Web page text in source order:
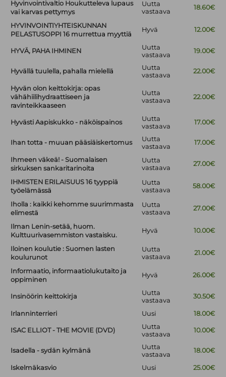
Hyvinvointivaltio Houkutteleva lupaus
vai karvas pettymys
Uutta
vastaava
18.60€
HYVINVOINTIYHTEISKUNNAN
PELASTUSOPPI 16 murrettua myyttiä
Hyvä 12.00€
HYVÄ, PAHA IHMINEN
Uutta
vastaava
19.00€
Hyvällä tuulella, pahalla mielellä
Uutta
vastaava
22.00€
Hyvän olon keittokirja: opas
vähähiilihydraattiseen ja
ravinteikkaaseen
Uutta
vastaava
22.00€
Hyvästi Aapiskukko - näköispainos
Uutta
vastaava
17.00€
Ihan totta - muuan pääsiäiskertomus
Uutta
vastaava
17.00€
Ihmeen väkeä! - Suomalaisen
sirkuksen sankaritarinoita
Uutta
vastaava
27.00€
IHMISTEN ERILAISUUS 16 tyyppiä
työelämässä
Uutta
vastaava
58.00€
Iholla : kaikki kehomme suurimmasta
elimestä
Uutta
vastaava
27.00€
Ilman Lenin-setää, huom.
Kulttuurivasemmiston vastaisku.
Hyvä 10.00€
Iloinen koulutie : Suomen lasten
koulurunot
Uutta
vastaava
21.00€
Informaatio, informaatiolukutaito ja
oppiminen
Hyvä 26.00€
Insinöörin keittokirja
Uutta
vastaava
30.50€
Irlanninterrieri Uusi 18.00€
ISAC ELLIOT - THE MOVIE (DVD)
Uutta
vastaava
10.00€
Isadella - sydän kylmänä
Uutta
vastaava
18.00€
Iskelmäkasvio Uusi
25.00€